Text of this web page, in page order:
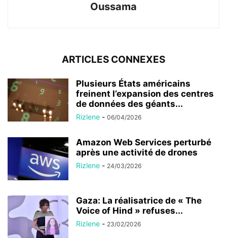
Oussama
ARTICLES CONNEXES
Plusieurs États américains
freinent l’expansion des centres
de données des géants...
Rizlene - 06/04/2026
Amazon Web Services perturbé
après une activité de drones
Rizlene - 24/03/2026
Gaza: La réalisatrice de « The
Voice of Hind » refuses...
Rizlene - 23/02/2026